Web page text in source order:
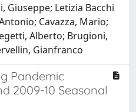
Giuseppe; Letizia Bacchi
Cavazza, Mario;
Alberto; Brugioni,
Gianfranco
Pandemic
2009-10 Seasonal